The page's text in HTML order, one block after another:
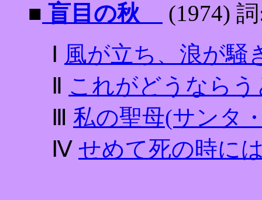
■ 盲目の秋
(1974)
Ⅰ 風が立ち、浪が
Ⅱ これがどうなら
Ⅲ 私の聖母(サン
Ⅳ せめて死の時